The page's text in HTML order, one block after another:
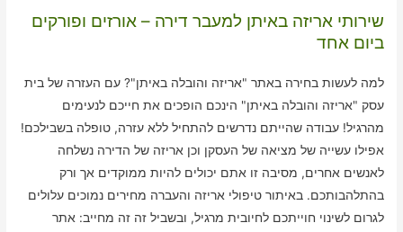
שירותי אריזה באיתן למעבר דירה – אורזים ופורקים
ביום אחד
למה לעשות בחירה באתר "אריזה והובלה באיתן"? עם העזרה של בית
עסק "אריזה והובלה באיתן" הינכם הופכים את חייכם לנעימים
מהרגיל! עבודה שהייתם נדרשים להתחיל ללא עזרה, טופלה בשבילכם!
אפילו עשייה של מציאה של העסקן וכן אריזה של הדירה נשלחה
לאנשים אחרים, מסיבה זו אתם יכולים להיות ממוקדים אך ורק
בהתלהבותכם. באיתור טיפולי אריזה והעברה מחירים נמוכים עלולים
לגרום לשינוי חוייתכם לחיובית מרגיל, ובשביל זה זה מחייב: אתר